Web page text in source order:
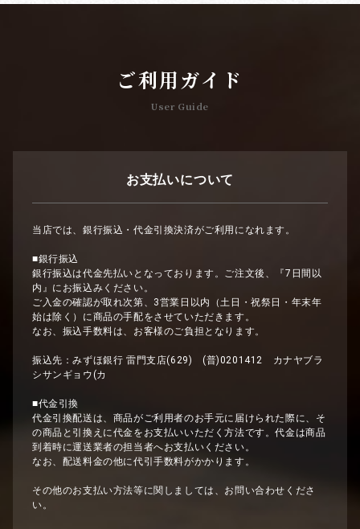
ご利用ガイド
User Guide
お支払いについて
当店では、銀行振込・代金引換決済がご利用になれます。
■銀行振込
銀行振込は代金先払いとなっております。ご注文後、『7日間以
内』にお振込みください。
ご入金の確認が取れ次第、3営業日以内（土日・祝祭日・年末年
始は除く）に商品の手配をさせていただきます。
なお、振込手数料は、お客様のご負担となります。
振込先：みずほ銀行 雷門支店(629) (普)0201412 カナヤブラ
シサンギョウ(カ
■代金引換
代金引換配送は、商品がご利用者のお手元に届けられた際に、そ
の商品と引換えに代金をお支払いいただく方法です。代金は商品
到着時に運送業者の担当者へお支払いください。
なお、配送料金の他に代引手数料がかかります。
その他のお支払い方法等に関しましては、お問い合わせくださ
い。